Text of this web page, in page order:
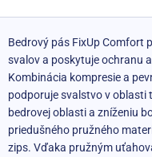
Bedrový pás FixUp Comfort
svalov a poskytuje ochranu
Kombinácia kompresie a
podporuje svalstvo v oblasti
bedrovej oblasti a zníženiu
priedušného pružného
zips. Vďaka pružným